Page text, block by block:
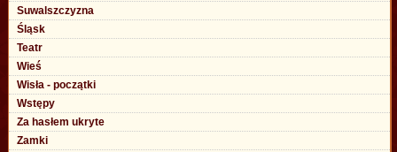
Suwalszczyzna
Śląsk
Teatr
Wieś
Wisła - początki
Wstępy
Za hasłem ukryte
Zamki